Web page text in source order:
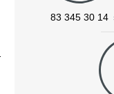
83 345 30 14